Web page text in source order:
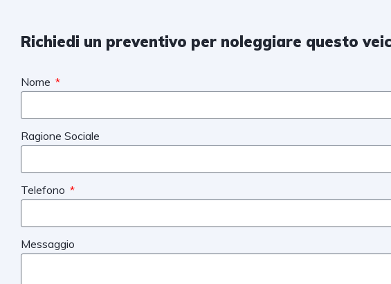
Richiedi un preventivo per noleggiare questo
Nome
Ragione Sociale
Telefono
Messaggio